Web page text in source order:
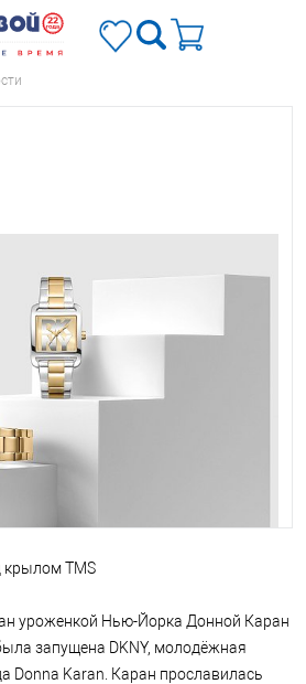
крылом TMS
уроженкой Нью-Йорка Донной Каран
запущена DKNY, молодёжная
Donna Karan. Каран прославилась